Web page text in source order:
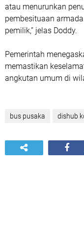
atau menurunkan
pembesituaan
pemilik,” jelas Doddy.
Pemerintah
memastikan
angkutan umum di
bus pusaka dishub